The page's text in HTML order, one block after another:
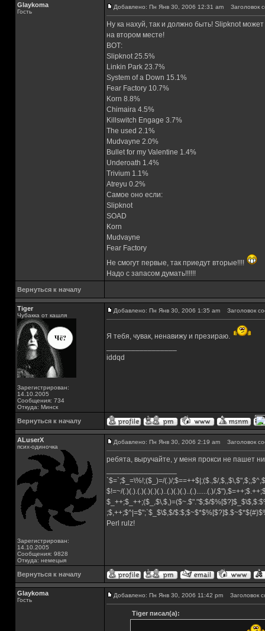
Glaykoma
Гость
Добавлено: Пн Янв 30, 2006 12:31 am Заголовок
Ну ка нахуй, так и должно быть! Slipknot
на втором месте!
ВОТ:
Slipknot 25.5%
Linkin Park 23.7%
System of a Down 15.1%
Fear Factory 10.7%
Korn 8.8%
Chimaira 4.5%
Killswitch Engage 3.7%
The used 2.1%
Mudvayne 2.0%
Bullet for my Valentine 1.4%
Underoath 1.4%
Trivium 1.1%
Atreyu 0.2%
Самое оно если:
Slipknot
SOAD
Korn
Mudvayne
Fear Factory
Не смогут первые, так приедут вторые!!!!
Надо с запасом думать!!!!!!
Вернуться к началу
Tiger
Чубакка от кашля
Зарегистрирован:
14.10.2005
Сообщения: 734
Откуда: Минск
Добавлено: Пн Янв 30, 2006 1:35 am Заголовок
Я тебя, чувак, ненавижу и презираю.
iddqd
Вернуться к началу
ALuserX
псих-одиночка
Зарегистрирован:
14.10.2005
Сообщения: 9828
Откуда: немецыя
Добавлено: Пн Янв 30, 2006 2:19 am Заголовок
ребята, выручайте, у меня прокси не пашет
`$=`;$_=\%!;($_)=/(.)/;$==++$|;($.,$/
$!=~/(.)(.).(.)(.)(.)(.)..(.)(.)(.)..(.)......(.)/
$_++;$_++;($_,$\,$,)=($~.$"."$;$/
;$,++;$^|=$";`$_$\$,$/
Perl rulz!
Вернуться к началу
Glaykoma
Гость
Добавлено: Пн Янв 30, 2006 11:42 pm Заголовок
Tiger писал(а):